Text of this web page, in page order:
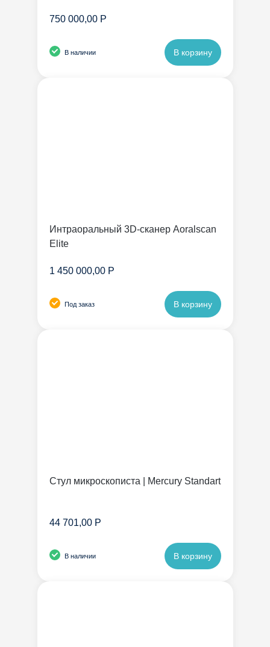
750 000,00 Р
В наличии В корзину
Интраоральный 3D-сканер Aoralscan
Elite
1 450 000,00 Р
Под заказ В корзину
Стул микроскописта | Mercury Standart
44 701,00 Р
В наличии В корзину